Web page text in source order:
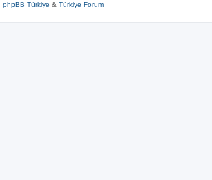
phpBB Türkiye & Türkiye Forum